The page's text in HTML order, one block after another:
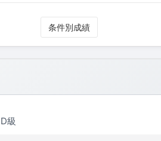
条件別成績
D級